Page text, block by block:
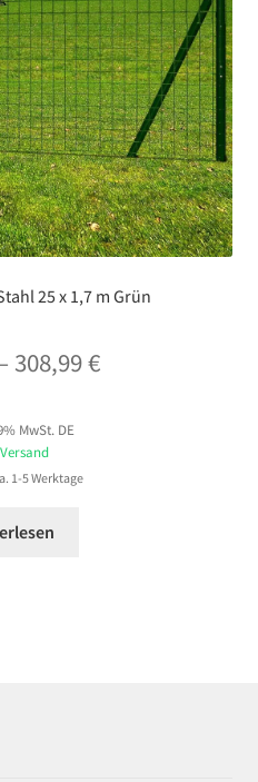
25 x 1,7 m Grün
308,99€Preisspanne:
MwSt. DE
Versand
1-5 Werktage